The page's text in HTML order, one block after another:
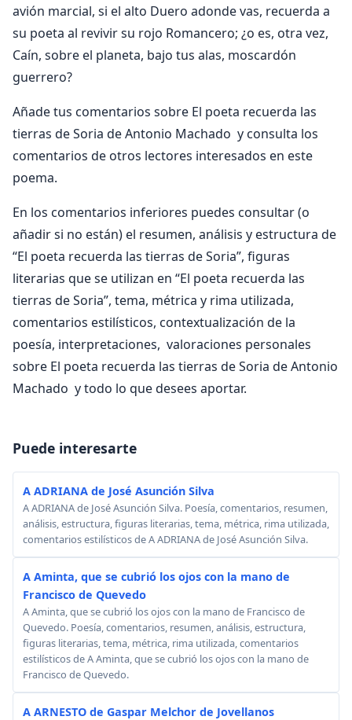
avión marcial, si el alto Duero adonde vas, recuerda a
su poeta al revivir su rojo Romancero; ¿o es, otra vez,
Caín, sobre el planeta, bajo tus alas, moscardón
guerrero?
Añade tus comentarios sobre El poeta recuerda las
tierras de Soria de Antonio Machado y consulta los
comentarios de otros lectores interesados en este
poema.
En los comentarios inferiores puedes consultar (o
añadir si no están) el resumen, análisis y estructura de
“El poeta recuerda las tierras de Soria”, figuras
literarias que se utilizan en “El poeta recuerda las
tierras de Soria”, tema, métrica y rima utilizada,
comentarios estilísticos, contextualización de la
poesía, interpretaciones, valoraciones personales
sobre El poeta recuerda las tierras de Soria de Antonio
Machado y todo lo que desees aportar.
Puede interesarte
A ADRIANA de José Asunción Silva
A ADRIANA de José Asunción Silva. Poesía, comentarios, resumen,
análisis, estructura, figuras literarias, tema, métrica, rima utilizada,
comentarios estilísticos de A ADRIANA de José Asunción Silva.
A Aminta, que se cubrió los ojos con la mano de
Francisco de Quevedo
A Aminta, que se cubrió los ojos con la mano de Francisco de
Quevedo. Poesía, comentarios, resumen, análisis, estructura,
figuras literarias, tema, métrica, rima utilizada, comentarios
estilísticos de A Aminta, que se cubrió los ojos con la mano de
Francisco de Quevedo.
A ARNESTO de Gaspar Melchor de Jovellanos